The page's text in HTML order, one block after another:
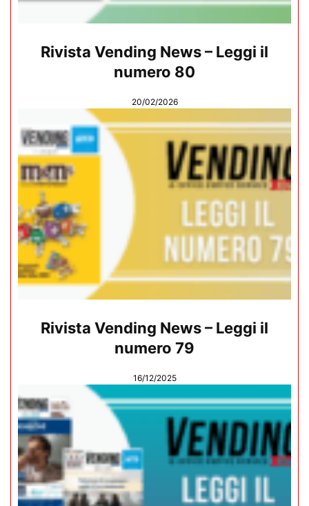
Rivista Vending News – Leggi il
numero 80
20/02/2026
Rivista Vending News – Leggi il
numero 79
16/12/2025